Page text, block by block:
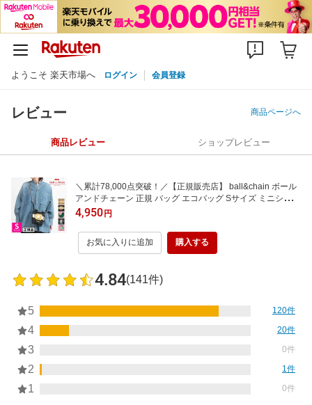
ようこそ 楽天市場へ ログイン 会員登録
レビュー 商品ページへ
商品レビュー ショップレビュー
＼累計78,000点突破！／【正規販売店】 ball&chain ボール
アンドチェーン 正規 バッグ エコバッグ Sサイズ ミニショル
ダー ストラップ 刺繍 オシャレ 可愛い BAG 日本赤十字 三原
英詳 ラッピング対応 バックル 復活 アロハ アップル ハリネ
ズミ【メール便対応】
4,950円
お気に入りに追加 購入する
4.84(141件)
5 120件
4 20件
3 0件
2 1件
1 0件